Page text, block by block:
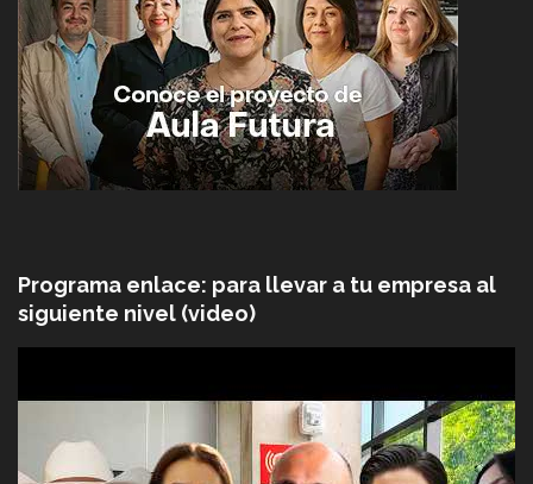
Programa enlace: para llevar a tu empresa al
siguiente nivel (video)